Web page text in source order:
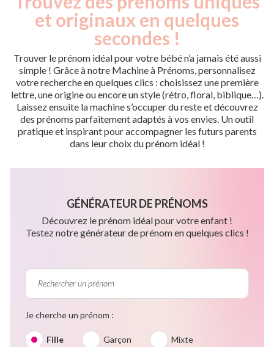
et originaux en quelques
secondes !
Trouver le prénom idéal pour votre bébé n’a jamais été aussi
simple ! Grâce à notre Machine à Prénoms, personnalisez
votre recherche en quelques clics : choisissez une première
lettre, une origine ou encore un style (rétro, floral, biblique…).
Laissez ensuite la machine s’occuper du reste et découvrez
des prénoms parfaitement adaptés à vos envies. Un outil
pratique et inspirant pour accompagner les futurs parents
dans leur choix du prénom idéal !
GÉNÉRATEUR DE PRÉNOMS
Découvrez le prénom idéal pour votre enfant !
Testez notre générateur de prénom en quelques clics !
Je cherche un prénom :
Fille Garçon Mixte